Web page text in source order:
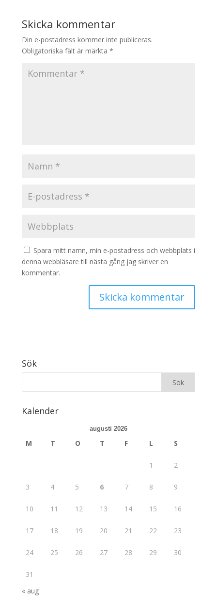
Skicka kommentar
Din e-postadress kommer inte publiceras.
Obligatoriska fält är märkta *
Spara mitt namn, min e-postadress och webbplats i
denna webbläsare till nästa gång jag skriver en
kommentar.
Sök
Kalender
augusti 2026
M T O T F L S
1 2
3 4 5 6 7 8 9
10 11 12 13 14 15 16
17 18 19 20 21 22 23
24 25 26 27 28 29 30
31
« aug